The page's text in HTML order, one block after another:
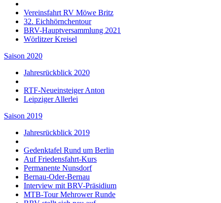
Vereinsfahrt RV Möwe Britz
32. Eichhörnchentour
BRV-Hauptversammlung 2021
Wörlitzer Kreisel
Saison 2020
Jahresrückblick 2020
RTF-Neueinsteiger Anton
Leipziger Allerlei
Saison 2019
Jahresrückblick 2019
Gedenktafel Rund um Berlin
Auf Friedensfahrt-Kurs
Permanente Nunsdorf
Bernau-Oder-Bernau
Interview mit BRV-Präsidium
MTB-Tour Mehrower Runde